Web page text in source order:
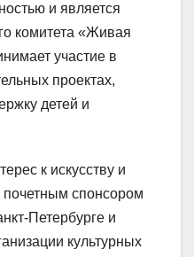
и является
комитета «Живая
участие в
проектах,
детей и
к искусству и
почетным спонсором
Петербурге и
культурных